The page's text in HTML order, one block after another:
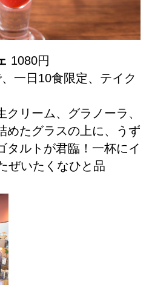
1080円
一日10食限定、テイク
リーム、グラノーラ、
めたグラスの上に、うず
タルトが君臨！一杯にイ
ぜいたくなひと品